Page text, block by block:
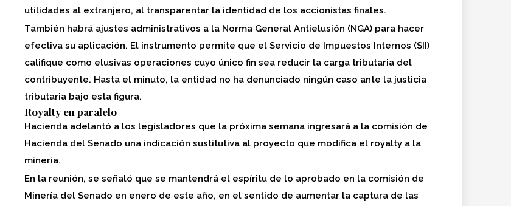
utilidades al extranjero, al transparentar la identidad de los accionistas finales.
También habrá ajustes administrativos a la Norma General Antielusión (NGA) para hacer
efectiva su aplicación. El instrumento permite que el Servicio de Impuestos Internos (SII)
califique como elusivas operaciones cuyo único fin sea reducir la carga tributaria del
contribuyente. Hasta el minuto, la entidad no ha denunciado ningún caso ante la justicia
tributaria bajo esta figura.
Royalty en paralelo
Hacienda adelantó a los legisladores que la próxima semana ingresará a la comisión de
Hacienda del Senado una indicación sustitutiva al proyecto que modifica el royalty a la
minería.
En la reunión, se señaló que se mantendrá el espíritu de lo aprobado en la comisión de
Minería del Senado en enero de este año, en el sentido de aumentar la captura de las